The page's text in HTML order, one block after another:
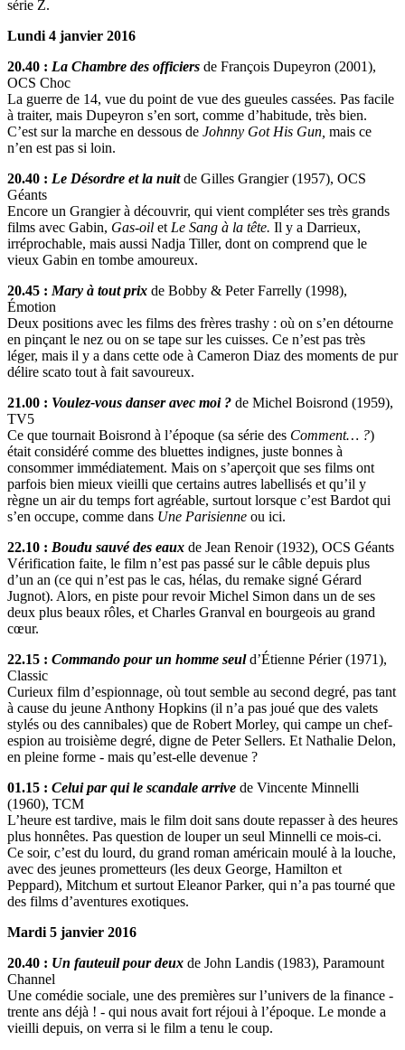
série Z.
Lundi 4 janvier 2016
20.40 : La Chambre des officiers de François Dupeyron (2001),
OCS Choc
La guerre de 14, vue du point de vue des gueules cassées. Pas facile
à traiter, mais Dupeyron s’en sort, comme d’habitude, très bien.
C’est sur la marche en dessous de Johnny Got His Gun, mais ce
n’en est pas si loin.
20.40 : Le Désordre et la nuitde Gilles Grangier (1957), OCS
Géants
Encore un Grangier à découvrir, qui vient compléter ses très grands
films avec Gabin, Gas-oil et Le Sang à la tête. Il y a Darrieux,
irréprochable, mais aussi Nadja Tiller, dont on comprend que le
vieux Gabin en tombe amoureux.
20.45 : Mary à tout prix de Bobby & Peter Farrelly (1998),
Émotion
Deux positions avec les films des frères trashy : où on s’en détourne
en pinçant le nez ou on se tape sur les cuisses. Ce n’est pas très
léger, mais il y a dans cette ode à Cameron Diaz des moments de pur
délire scato tout à fait savoureux.
21.00 : Voulez-vous danser avec moi ? de Michel Boisrond (1959),
TV5
Ce que tournait Boisrond à l’époque (sa série des Comment… ?)
était considéré comme des bluettes indignes, juste bonnes à
consommer immédiatement. Mais on s’aperçoit que ses films ont
parfois bien mieux vieilli que certains autres labellisés et qu’il y
règne un air du temps fort agréable, surtout lorsque c’est Bardot qui
s’en occupe, comme dans Une Parisienne ou ici.
22.10 : Boudu sauvé des eaux de Jean Renoir (1932), OCS Géants
Vérification faite, le film n’est pas passé sur le câble depuis plus
d’un an (ce qui n’est pas le cas, hélas, du remake signé Gérard
Jugnot). Alors, en piste pour revoir Michel Simon dans un de ses
deux plus beaux rôles, et Charles Granval en bourgeois au grand
cœur.
22.15 : Commando pour un homme seuld’Étienne Périer (1971),
Classic
Curieux film d’espionnage, où tout semble au second degré, pas tant
à cause du jeune Anthony Hopkins (il n’a pas joué que des valets
stylés ou des cannibales) que de Robert Morley, qui campe un chef-
espion au troisième degré, digne de Peter Sellers. Et Nathalie Delon,
en pleine forme - mais qu’est-elle devenue ?
01.15 : Celui par qui le scandale arrive de Vincente Minnelli
(1960), TCM
L’heure est tardive, mais le film doit sans doute repasser à des heures
plus honnêtes. Pas question de louper un seul Minnelli ce mois-ci.
Ce soir, c’est du lourd, du grand roman américain moulé à la louche,
avec des jeunes prometteurs (les deux George, Hamilton et
Peppard), Mitchum et surtout Eleanor Parker, qui n’a pas tourné que
des films d’aventures exotiques.
Mardi 5 janvier 2016
20.40 : Un fauteuil pour deux de John Landis (1983), Paramount
Channel
Une comédie sociale, une des premières sur l’univers de la finance -
trente ans déjà ! - qui nous avait fort réjoui à l’époque. Le monde a
vieilli depuis, on verra si le film a tenu le coup.